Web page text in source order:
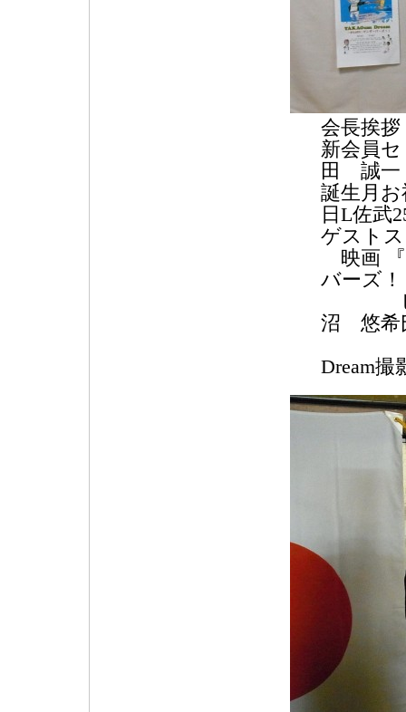
会長挨拶
新会員
田 誠一
誕生月
日L佐武
ゲスト
映画 『
バーズ
ヒロ
沼 悠希
Dream撮